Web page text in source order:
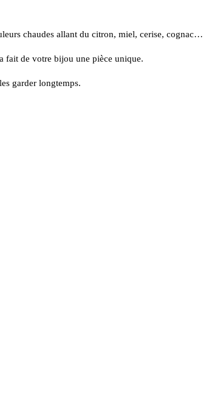
chaudes allant du citron, miel, cerise, cognac…
fait de votre bijou une pièce unique.
garder longtemps.